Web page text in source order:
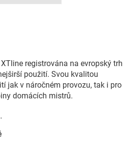
registrována na evropský trh
použití. Svou kvalitou
jak v náročném provozu, tak i pro
domácích mistrů.